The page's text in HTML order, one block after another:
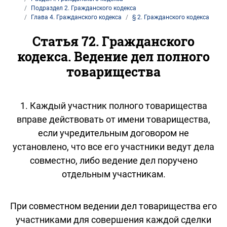
Подраздел 2. Гражданского кодекса
Глава 4. Гражданского кодекса
§ 2. Гражданского кодекса
Статья 72. Гражданского
кодекса. Ведение дел полного
товарищества
1. Каждый участник полного товарищества
вправе действовать от имени товарищества,
если учредительным договором не
установлено, что все его участники ведут дела
совместно, либо ведение дел поручено
отдельным участникам.
При совместном ведении дел товарищества его
участниками для совершения каждой сделки